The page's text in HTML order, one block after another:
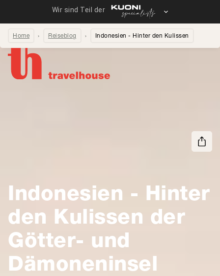
Home Reiseblog Indonesien - Hinter den Kulissen
Indonesien - Hinter
den Kulissen der
Götter- und
Dämoneninsel